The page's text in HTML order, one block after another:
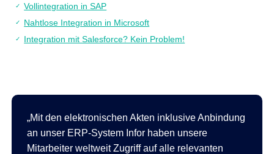
Vollintegration in SAP
Nahtlose Integration in Microsoft
Integration mit Salesforce? Kein Problem!
Mit den elektronischen Akten inklusive Anbindung
an unser ERP-System Infor haben unsere
Mitarbeiter weltweit Zugriff auf alle relevanten